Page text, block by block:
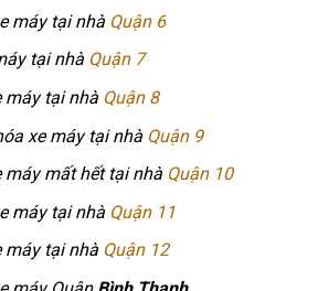
máy tại nhà Quận 6
tại nhà Quận 7
máy tại nhà Quận 8
xe máy tại nhà Quận 9
máy mất hết tại nhà Quận 10
máy tại nhà Quận 11
máy tại nhà Quận 12